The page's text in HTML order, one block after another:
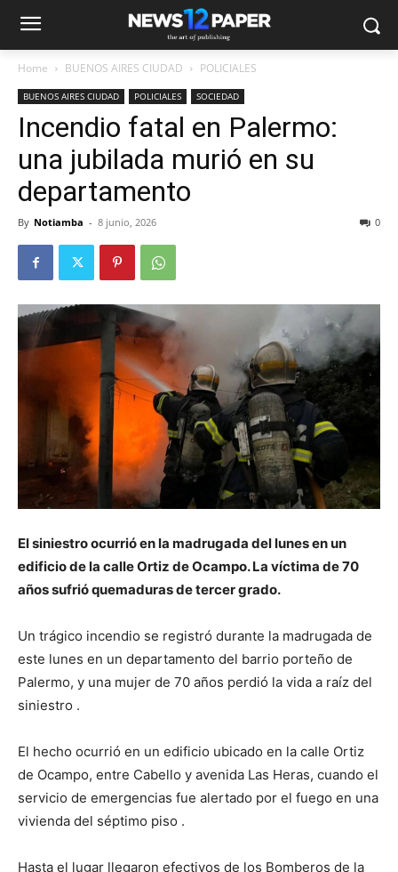
Home BUENOS AIRES CIUDAD POLICIALES
BUENOS AIRES CIUDAD POLICIALES SOCIEDAD
Incendio fatal en Palermo:
una jubilada murió en su
departamento
By Notiamba - 8 junio, 2026 0
El siniestro ocurrió en la madrugada del lunes en un
edificio de la calle Ortiz de Ocampo. La víctima de 70
años sufrió quemaduras de tercer grado.
Un trágico incendio se registró durante la madrugada de
este lunes en un departamento del barrio porteño de
Palermo, y una mujer de 70 años perdió la vida a raíz del
siniestro .
El hecho ocurrió en un edificio ubicado en la calle Ortiz
de Ocampo, entre Cabello y avenida Las Heras, cuando el
servicio de emergencias fue alertado por el fuego en una
vivienda del séptimo piso .
Hasta el lugar llegaron efectivos de los Bomberos de la